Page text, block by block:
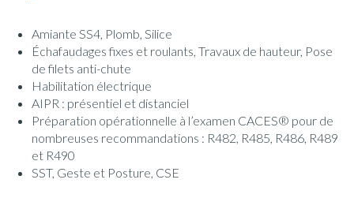
Amiante SS4, Plomb, Silice
Échafaudages fixes et roulants, Travaux de hauteur, Pose
de filets anti-chute
Habilitation électrique
AIPR : présentiel et distanciel
Préparation opérationnelle à l’examen CACES® pour de
nombreuses recommandations : R482, R485, R486, R489
et R490
SST, Geste et Posture, CSE